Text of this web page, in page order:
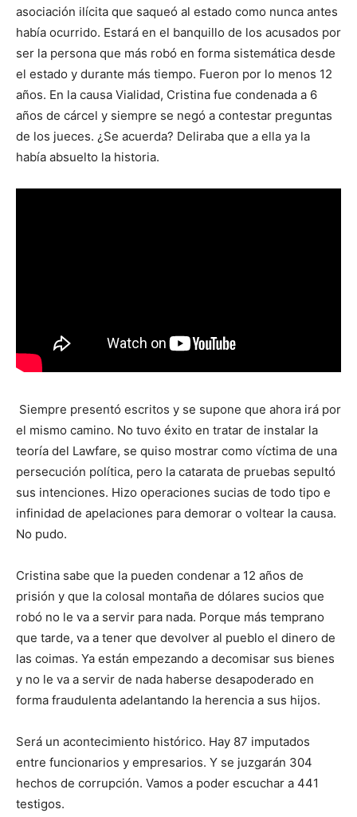
asociación ilícita que saqueó al estado como nunca antes
había ocurrido. Estará en el banquillo de los acusados por
ser la persona que más robó en forma sistemática desde
el estado y durante más tiempo. Fueron por lo menos 12
años. En la causa Vialidad, Cristina fue condenada a 6
años de cárcel y siempre se negó a contestar preguntas
de los jueces. ¿Se acuerda? Deliraba que a ella ya la
había absuelto la historia.
Siempre presentó escritos y se supone que ahora irá por
el mismo camino. No tuvo éxito en tratar de instalar la
teoría del Lawfare, se quiso mostrar como víctima de una
persecución política, pero la catarata de pruebas sepultó
sus intenciones. Hizo operaciones sucias de todo tipo e
infinidad de apelaciones para demorar o voltear la causa.
No pudo.
Cristina sabe que la pueden condenar a 12 años de
prisión y que la colosal montaña de dólares sucios que
robó no le va a servir para nada. Porque más temprano
que tarde, va a tener que devolver al pueblo el dinero de
las coimas. Ya están empezando a decomisar sus bienes
y no le va a servir de nada haberse desapoderado en
forma fraudulenta adelantando la herencia a sus hijos.
Será un acontecimiento histórico. Hay 87 imputados
entre funcionarios y empresarios. Y se juzgarán 304
hechos de corrupción. Vamos a poder escuchar a 441
testigos.